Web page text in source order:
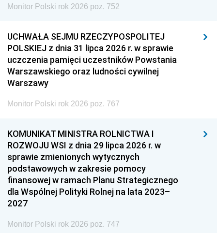
Monitor Polski rok 2026 poz. 752
UCHWAŁA SEJMU RZECZYPOSPOLITEJ
POLSKIEJ z dnia 31 lipca 2026 r. w sprawie
uczczenia pamięci uczestników Powstania
Warszawskiego oraz ludności cywilnej
Warszawy
Monitor Polski rok 2026 poz. 767
KOMUNIKAT MINISTRA ROLNICTWA I
ROZWOJU WSI z dnia 29 lipca 2026 r. w
sprawie zmienionych wytycznych
podstawowych w zakresie pomocy
finansowej w ramach Planu Strategicznego
dla Wspólnej Polityki Rolnej na lata 2023–
2027
Monitor Polski rok 2026 poz. 747